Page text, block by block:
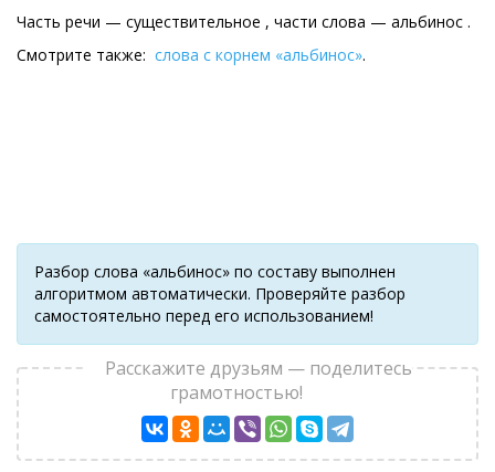
Часть речи — существительное , части слова — альбинос .
Смотрите также: слова с корнем «альбинос».
Разбор слова «альбинос» по составу выполнен
алгоритмом автоматически. Проверяйте разбор
самостоятельно перед его использованием!
Расскажите друзьям — поделитесь
грамотностью!